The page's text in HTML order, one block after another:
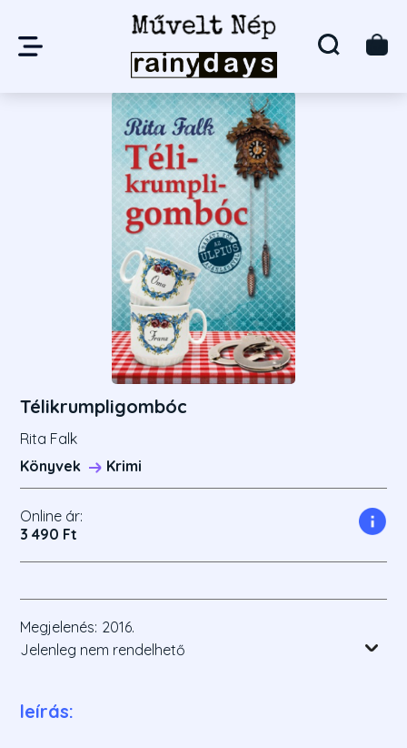
Télikrumpligombóc
Rita Falk
Könyvek
Krimi
Online ár:
3 490 Ft
Megjelenés: 2016.
Jelenleg nem rendelhető
leírás: